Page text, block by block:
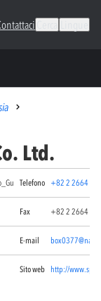
Ltd.
Telefono +82 2 2664
Fax +82 2 2664
E-mail
Sito web http://